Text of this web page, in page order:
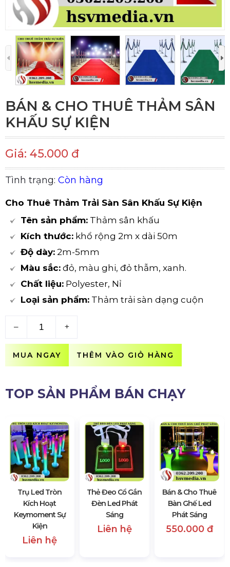
BÁN & CHO THUÊ THẢM SÂN
KHẤU SỰ KIỆN
Giá: 45.000 đ
Tình trạng: Còn hàng
Cho Thuê Thảm Trải Sàn Sân Khấu Sự Kiện
Tên sản phẩm: Thảm sân khấu
Kích thước: khổ rộng 2m x dài 50m
Độ dày: 2m-5mm
Màu sắc: đỏ, màu ghi, đỏ thẫm, xanh.
Chất liệu: Polyester, Nỉ
Loại sản phẩm: Thảm trải sàn dạng cuộn
– +
MUA NGAY THÊM VÀO GIỎ HÀNG
TOP SẢN PHẨM BÁN CHẠY
Trụ Led Tròn
Kích Hoạt
Keymoment Sự
Kiện
Liên hệ
Thẻ Đeo Cổ Gắn
Đèn Led Phát
Sáng
Liên hệ
Bán & Cho Thuê
Bàn Ghế Led
Phát Sáng
550.000 đ